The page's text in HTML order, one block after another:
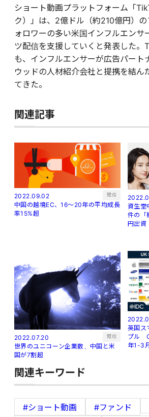
ショート動画プラットフォーム「
ク）」は、2億ドル（約210億円）
ォロワーの多い米国インフルエンサ
ツ配信を支援していくと発表した。
も、インフルエンサーが広告パート
ウッドの人材紹介会社と提携を結ん
てきた。
関連記事
2022.09.02 短信
中国の越境EC、16～20年の平均成長
率15%超
資生堂
件の「
円出資
2022.07.20 短信
世界のユニコーン企業数、中国と米
国が7割超
英国ス
プル
年1-3月
関連キーワード
#ショート動画 #ファンド